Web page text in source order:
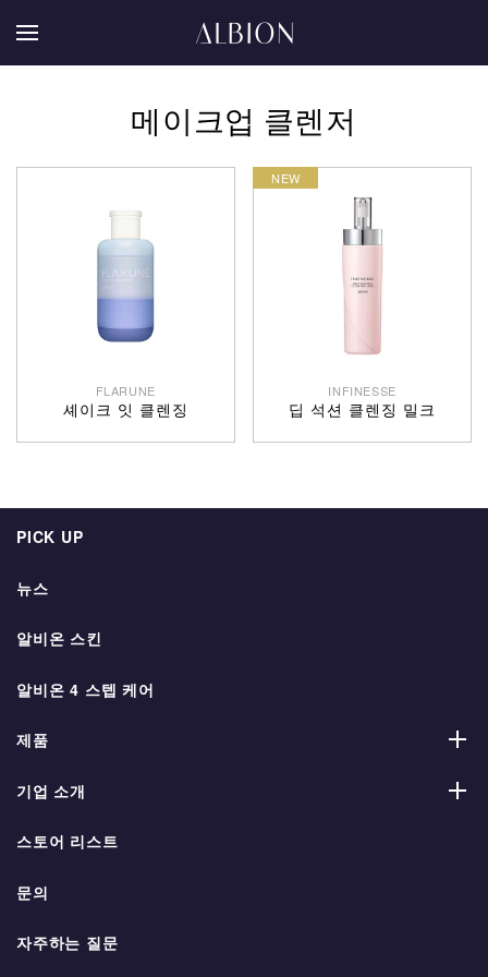
메이크업 클렌저
FLARUNE
셰이크 잇 클렌징
INFINESSE
딥 석션 클렌징 밀크
PICK UP
뉴스
알비온 스킨
알비온 4 스텝 케어
제품
기업 소개
스토어 리스트
문의
자주하는 질문